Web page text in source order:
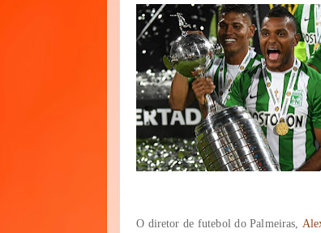
O diretor de futebol do Palmeiras,